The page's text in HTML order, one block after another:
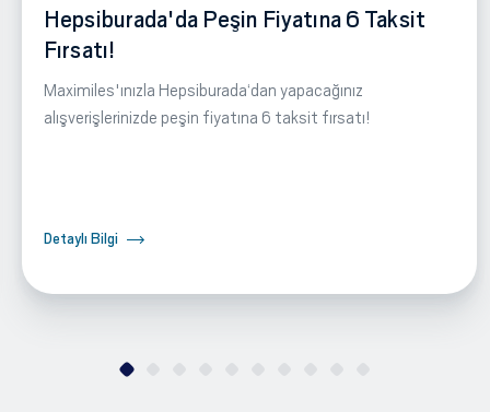
Hepsiburada'da Peşin Fiyatına 6 Taksit
Fırsatı!
Maximiles'ınızla Hepsiburada‘dan yapacağınız
alışverişlerinizde peşin fiyatına 6 taksit fırsatı!
Detaylı Bilgi